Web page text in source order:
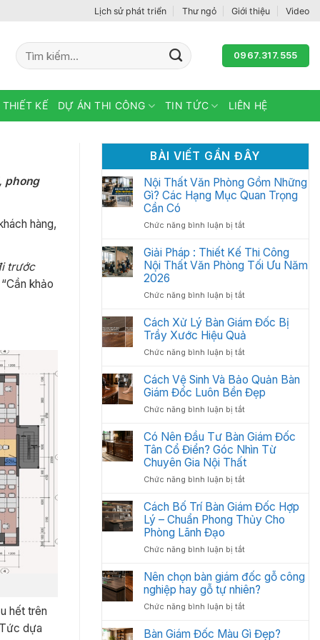
Lịch sử phát triển Thư ngỏ Giới thiệu Video
Tìm
kiếm:
0967.317.555
KẾ DỰ ÁN THI CÔNG TIN TỨC LIÊN HỆ
phong
hàng,
trước
khảo
hết trên
dựa
BÀI VIẾT GẦN ĐÂY
Nội Thất Văn Phòng Gồm Những
Gì? Các Hạng Mục Quan Trọng
Cần Có
Chức năng bình luận bị tắtở
Thất
Văn
Phòng
Những
Các
Hạng
Quan
Cần
Có
Giải Pháp : Thiết Kế Thi Công
Nội Thất Văn Phòng Tối Ưu Năm
2026
Chức năng bình luận bị tắtở
Pháp
Kế
Công
Nội
Tối
Ưu
Năm
2026
Cách Xử Lý Bàn Giám Đốc Bị
Trầy Xước Hiệu Quả
Chức năng bình luận bị tắtở
Xử
Lý
Bàn
Giám
Bị
Trầy
Xước
Quả
Cách Vệ Sinh Và Bảo Quản Bàn
Giám Đốc Luôn Bền Đẹp
Chức năng bình luận bị tắtở
Vệ
Sinh
Và
Bảo
Quản
Giám
Đốc
Đẹp
Có Nên Đầu Tư Bàn Giám Đốc
Tân Cổ Điển? Góc Nhìn Từ
Chuyên Gia Nội Thất
Chức năng bình luận bị tắtở
Nên
Đầu
Giám
Tân
Cổ
Góc
Từ
Cách Bố Trí Bàn Giám Đốc Hợp
Lý – Chuẩn Phong Thủy Cho
Phòng Lãnh Đạo
Chức năng bình luận bị tắtở
Bố
Trí
Giám
Hợp
Nên chọn bàn giám đốc gỗ công
nghiệp hay gỗ tự nhiên?
Chức năng bình luận bị tắtở
chọn
Bàn Giám Đốc Màu Gì Đẹp?